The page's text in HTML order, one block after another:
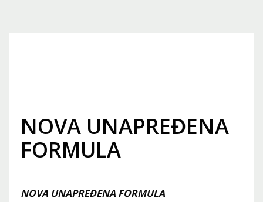
NOVA UNAPREĐENA
FORMULA
NOVA UNAPREĐENA FORMULA